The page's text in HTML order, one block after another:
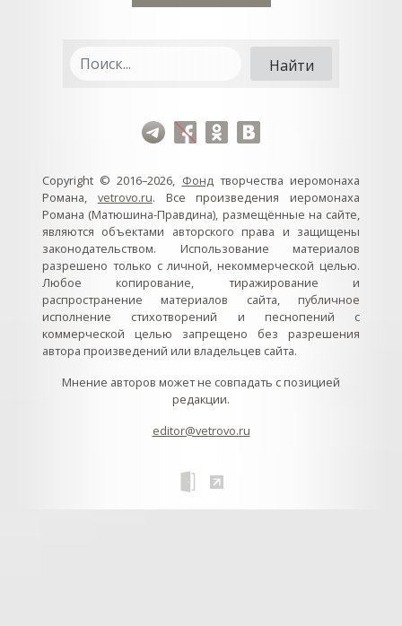
Copyright © 2016–2026, Фондтворчества иеромонаха
Романа, vetrovo.ru. Все произведения иеромонаха
Романа (Матюшина-Правдина), размещённые на сайте,
являются объектами авторского права и защищены
законодательством. Использование материалов
разрешено только с личной, некоммерческой целью.
Любое копирование, тиражирование и
распространение материалов сайта, публичное
исполнение стихотворений и песнопений с
коммерческой целью запрещено без разрешения
автора произведений или владельцев сайта.
Мнение авторов может не совпадать с позицией
редакции.
editor@vetrovo.ru